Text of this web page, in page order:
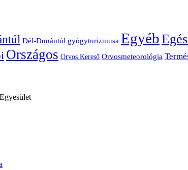
Dél-Dunántúl gyógyturizmusa Egyéb
Országos Orvos Kereső Orvosmeteorológia